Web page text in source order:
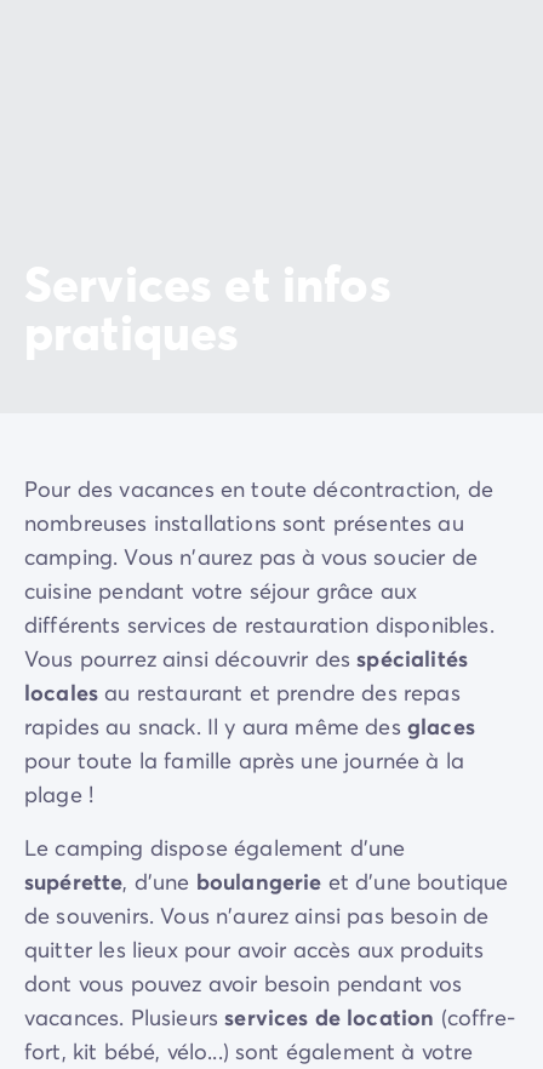
Pour des vacances en toute décontraction, de
nombreuses installations sont présentes au
camping. Vous n'aurez pas à vous soucier de
cuisine pendant votre séjour grâce aux
différents services de restauration disponibles.
Vous pourrez ainsi découvrir desspécialités
locales au restaurant et prendre des repas
rapides au snack. Il y aura même des glaces
pour toute la famille après une journée à la
plage !
Le camping dispose également d'une
supérette, d'une boulangerie et d'une boutique
de souvenirs. Vous n'aurez ainsi pas besoin de
quitter les lieux pour avoir accès aux produits
dont vous pouvez avoir besoin pendant vos
vacances. Plusieursservices de location (coffre-
fort, kit bébé, vélo...) sont également à votre